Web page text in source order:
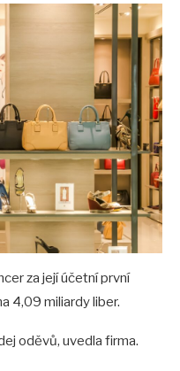
za její účetní první
4,09 miliardy liber.
oděvů, uvedla firma.